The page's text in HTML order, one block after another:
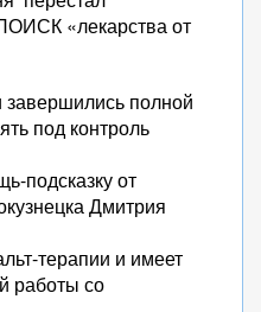
«лекарства от
завершились полной
под контроль
подсказку от
Дмитрия
терапии и имеет
работы со